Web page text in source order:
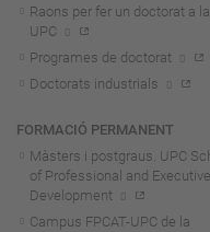
Raons per fer un doctorat a la
UPC
Programes de doctorat
Doctorats industrials
FORMACIÓ PERMANENT
Màsters i postgraus. UPC
of Professional and Executive
Development
Campus FPCAT-UPC de la